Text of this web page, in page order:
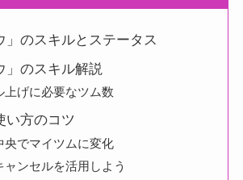
」のスキルとステータス
」のスキル解説
上げに必要なツム数
い方のコツ
央でマイツムに変化
ャンセルを活用しよう